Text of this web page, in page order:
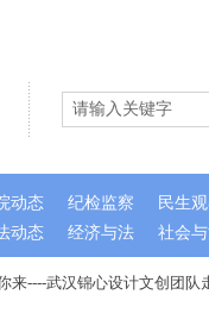
武汉锦心设计文创团队走
动态 经济与法 社会
动态 纪检监察 民生